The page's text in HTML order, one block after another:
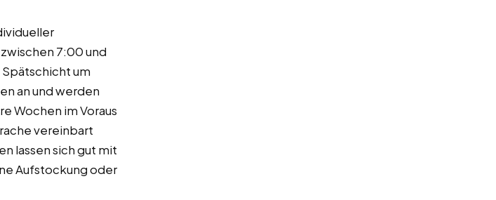
7:00 und
um
an und werden
Wochen im Voraus
vereinbart
lassen sich gut mit
Aufstockung oder